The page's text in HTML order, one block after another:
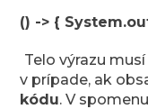
() -> {
Telo výrazu
v prípade, ak
kódu. V